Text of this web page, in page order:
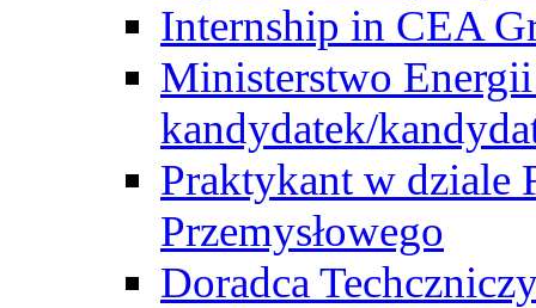
Internship in CEA
Ministerstwo
kandydatek/
Praktykant w dziale
Przemysłowego
Doradca